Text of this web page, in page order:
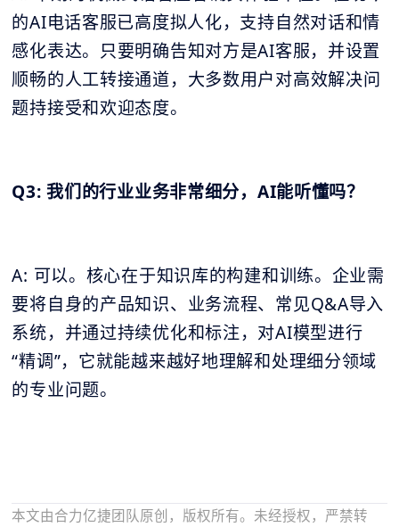
的AI电话客服已高度拟人化，支持自然对话和情
感化表达。只要明确告知对方是AI客服，并设置
顺畅的人工转接通道，大多数用户对高效解决问
题持接受和欢迎态度。
Q3: 我们的行业业务非常细分，AI能听懂吗？
A: 可以。核心在于知识库的构建和训练。企业需
要将自身的产品知识、业务流程、常见Q&A导入
系统，并通过持续优化和标注，对AI模型进行
“精调”，它就能越来越好地理解和处理细分领域
的专业问题。
本文由合力亿捷团队原创，版权所有。未经授权，严禁转